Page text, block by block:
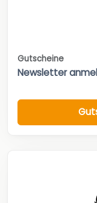
Gutscheine
Newsletter